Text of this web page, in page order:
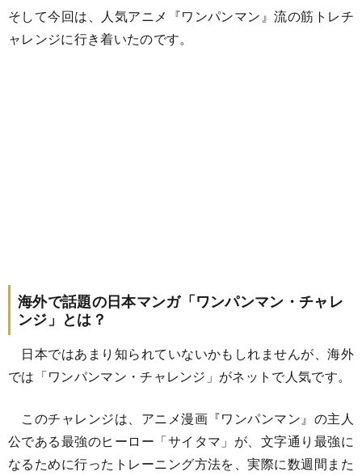
そして今回は、人気アニメ『ワンパンマン』流の筋トレチ
ャレンジに行き着いたのです。
海外で話題の日本マンガ「ワンパンマン・チャレ
ンジ」とは？
日本ではあまり知られていないかもしれませんが、海外
では「ワンパンマン・チャレンジ」がネットで人気です。
このチャレンジは、アニメ漫画『ワンパンマン』の主人
公である最強のヒーロー「サイタマ」が、文字通り最強に
なるために行ったトレーニング方法を、実際に数週間また